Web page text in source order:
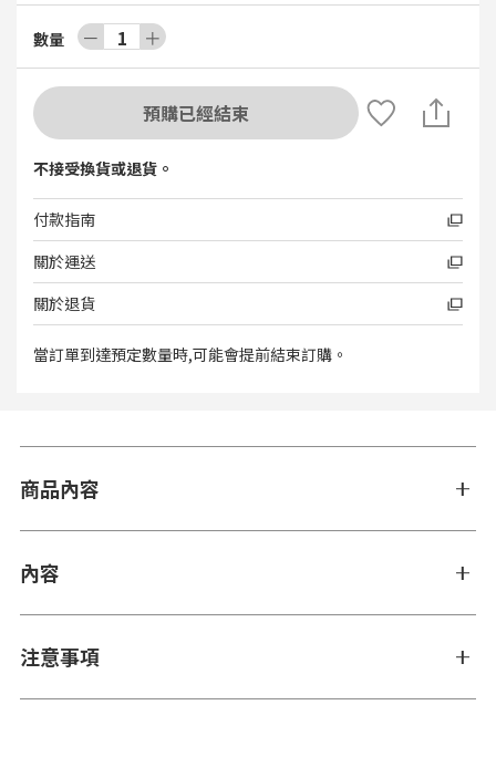
數量 － 1 ＋
預購已經結束
不接受換貨或退貨。
付款指南
關於運送
關於退貨
當訂單到達預定數量時,可能會提前結束訂購。
商品內容
內容
注意事項